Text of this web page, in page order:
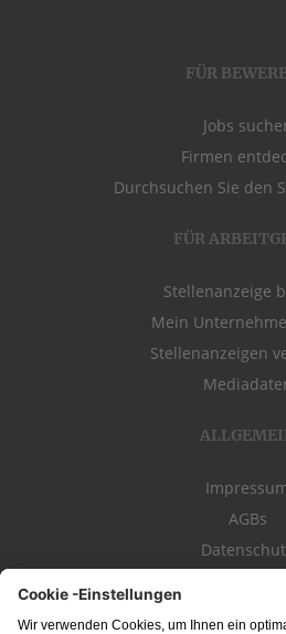
FÜR
Jobs
Firmen
Durchsuchen Sie den
FÜR
Stellenanzeige
Mein
Stellenanzeigen
AGBs